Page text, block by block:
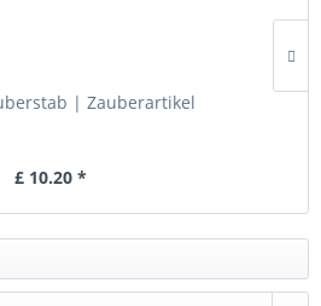
| Zauberartikel
£ 10.20 *